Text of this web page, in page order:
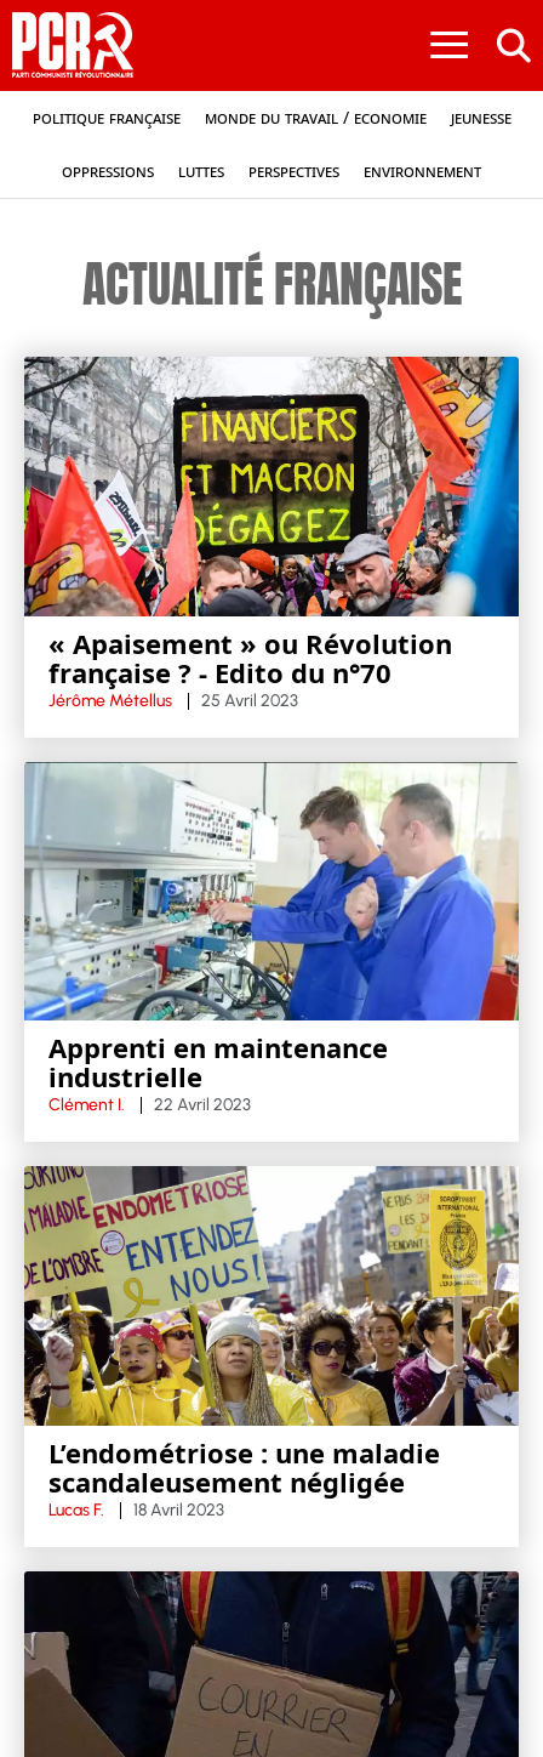
≡
Politique française Monde du travail / Economie Jeunesse
Oppressions Luttes Perspectives Environnement
ACTUALITÉ FRANÇAISE
« Apaisement » ou Révolution
française ? - Edito du n°70
Jérôme Métellus 25 Avril 2023
Apprenti en maintenance
industrielle
Clément I. 22 Avril 2023
L’endométriose : une maladie
scandaleusement négligée
Lucas F. 18 Avril 2023